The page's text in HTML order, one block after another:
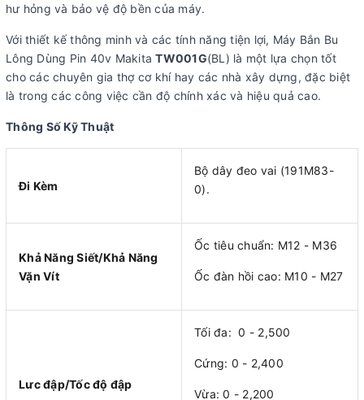
hư hỏng và bảo vệ độ bền của máy.
Với thiết kế thông minh và các tính năng tiện lợi, Máy Bắn Bu
Lông Dùng Pin 40v MakitaTW001G(BL) là một lựa chọn tốt
cho các chuyên gia thợ cơ khí hay các nhà xây dựng, đặc biệt
là trong các công việc cần độ chính xác và hiệu quả cao.
Thông Số Kỹ Thuật
Đi Kèm
Bộ dây đeo vai (191M83-
0).
Khả Năng Siết/Khả Năng
Vặn Vít
Ốc tiêu chuẩn: M12 - M36
Ốc đàn hồi cao: M10 - M27
Lưc đập/Tốc độ đập
Tối đa: 0 - 2,500
Cứng: 0 - 2,400
Vừa: 0 - 2,200